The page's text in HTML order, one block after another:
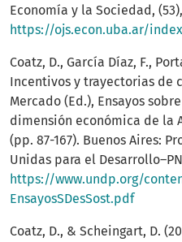
Economía y la Sociedad,
https://ojs.econ.uba.ar/
Coatz, D., García Díaz, F.,
Incentivos y trayectorias de
Mercado (Ed.), Ensayos
dimensión económica de la
(pp. 87-167). Buenos Aires:
Unidas para el
https://www.undp.org/
EnsayosSDesSost.pdf
Coatz, D., & Scheingart, D.